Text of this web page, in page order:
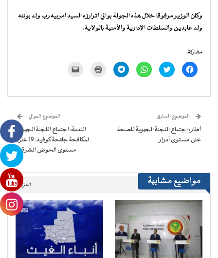
وكان الوزير مرفوقا خلال هذه الجولة بوالي اترارزه السيد امربيه رب ولد بوننه
ولد عابدين والسلطات الإدارية والأمنية بالولاية.
مشاركة:
انقر
للمشاركة
في
اضغط
للمشاركة
في
انقر
للمشاركة
في
انقر
للمشاركة
في
للطباعة
جديدة) الإلكتروني
نافذة
جديدة)
الموضوع السابق
أطار: اجتماع اللجنة الجهوية للصحة
على مستوى آدرار
الموضوع الموالي
النعمة: اجتماع اللجنة الجهوية
لمكافحة جائحة كوفيد-19 على
مستوى الحوض الشرقي
مواضيع مشابهة المزيد..